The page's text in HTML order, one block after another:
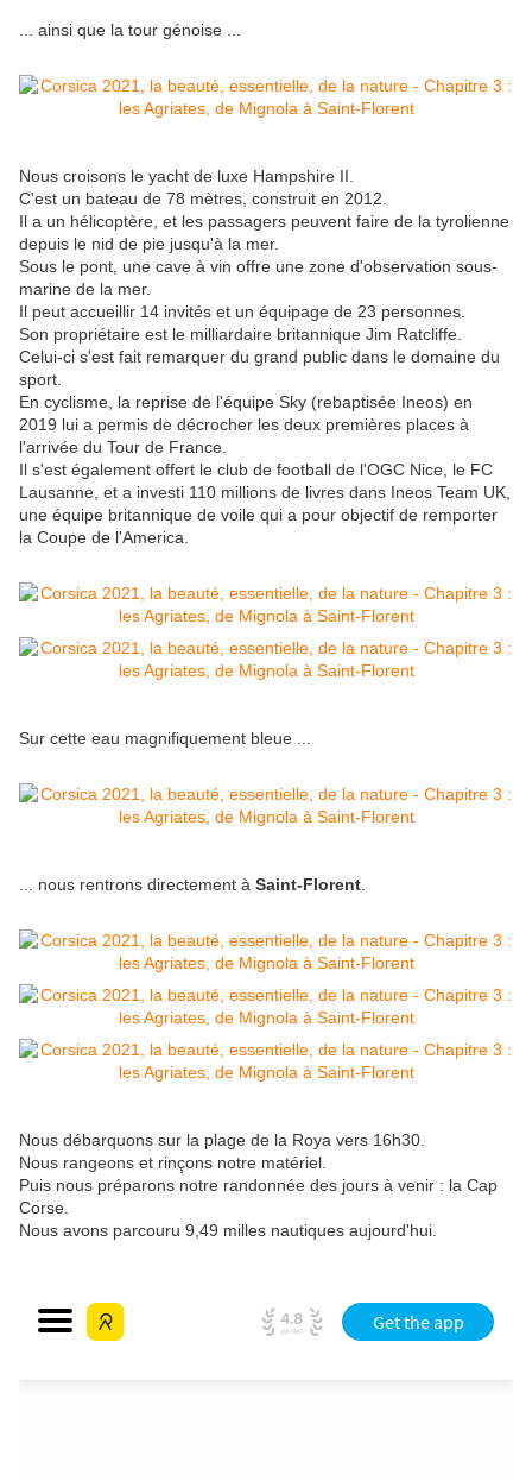
... ainsi que la tour génoise ...
Nous croisons le yacht de luxe Hampshire II.
C'est un bateau de 78 mètres, construit en 2012.
Il a un hélicoptère, et les passagers peuvent faire de la tyrolienne
depuis le nid de pie jusqu'à la mer.
Sous le pont, une cave à vin offre une zone d'observation sous-
marine de la mer.
Il peut accueillir 14 invités et un équipage de 23 personnes.
Son propriétaire est le milliardaire britannique Jim Ratcliffe.
Celui-ci s'est fait remarquer du grand public dans le domaine du
sport.
En cyclisme, la reprise de l'équipe Sky (rebaptisée Ineos) en
2019 lui a permis de décrocher les deux premières places à
l'arrivée du Tour de France.
Il s'est également offert le club de football de l'OGC Nice, le FC
Lausanne, et a investi 110 millions de livres dans Ineos Team UK,
une équipe britannique de voile qui a pour objectif de remporter
la Coupe de l'America.
Sur cette eau magnifiquement bleue ...
... nous rentrons directement à Saint-Florent
Nous débarquons sur la plage de la Roya vers 16h30.
Nous rangeons et rinçons notre matériel.
Puis nous préparons notre randonnée des jours à venir : la Cap
Corse.
Nous avons parcouru 9,49 milles nautiques aujourd'hui.